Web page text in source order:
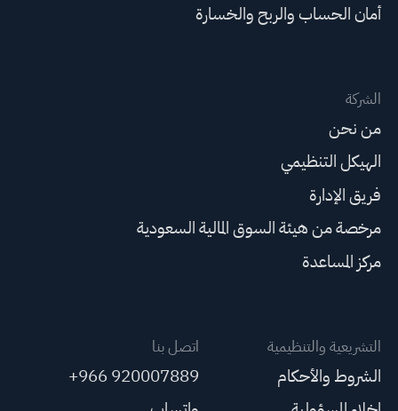
أمان الحساب والربح والخسارة
الشركة
من نحن
الهيكل التنظيمي
فريق الإدارة
مرخصة من هيئة السوق المالية السعودية
مركز المساعدة
التشريعية والتنظيمية
الشروط والأحكام
اتصل بنا
+966 920007889